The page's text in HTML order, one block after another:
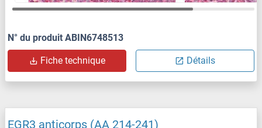
N° du produit ABIN6748513
Fiche technique Détails
EGR3 anticorps (AA 214-241)